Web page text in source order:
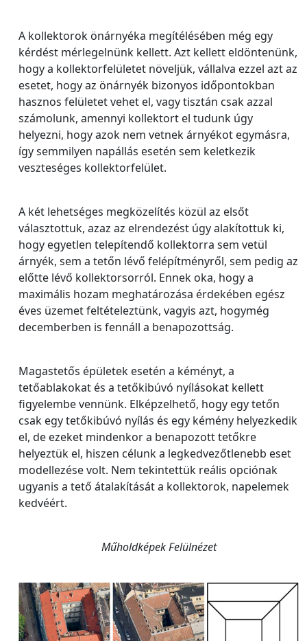
A kollektorok önárnyéka megítélésében még egy
kérdést mérlegelnünk kellett. Azt kellett eldöntenünk,
hogy a kollektorfelületet növeljük, vállalva ezzel azt az
esetet, hogy az önárnyék bizonyos időpontokban
hasznos felületet vehet el, vagy tisztán csak azzal
számolunk, amennyi kollektort el tudunk úgy
helyezni, hogy azok nem vetnek árnyékot egymásra,
így semmilyen napállás esetén sem keletkezik
veszteséges kollektorfelület.
A két lehetséges megközelítés közül az elsőt
választottuk, azaz az elrendezést úgy alakítottuk ki,
hogy egyetlen telepítendő kollektorra sem vetül
árnyék, sem a tetőn lévő felépítményről, sem pedig az
előtte lévő kollektorsorról. Ennek oka, hogy a
maximális hozam meghatározása érdekében egész
éves üzemet feltételeztünk, vagyis azt, hogymég
decemberben is fennáll a benapozottság.
Magastetős épületek esetén a kéményt, a
tetőablakokat és a tetőkibúvó nyílásokat kellett
figyelembe vennünk. Elképzelhető, hogy egy tetőn
csak egy tetőkibúvó nyílás és egy kémény helyezkedik
el, de ezeket mindenkor a benapozott tetőkre
helyeztük el, hiszen célunk a legkedvezőtlenebb eset
modellezése volt. Nem tekintettük reális opciónak
ugyanis a tető átalakítását a kollektorok, napelemek
kedvéért.
Műholdképek Felülnézet